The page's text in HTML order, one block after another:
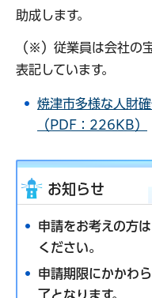
助成します。
（※）従業員は会社の
表記しています。
焼津市多様な人財
（PDF：226KB）
お知らせ
申請をお考えの方
ください。
申請期限にかかわ
了となります。